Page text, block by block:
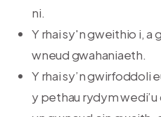
ni.
Y rhai sy'n gweithio i, a
wneud gwahaniaeth.
Y rhai sy’n gwirfoddoli
y pethau rydym